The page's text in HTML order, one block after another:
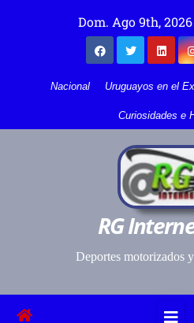
Dom. Ago 9th, 2026
Nacional Uruguayos en el
Curiosidades e
RG
Deportes motorizados